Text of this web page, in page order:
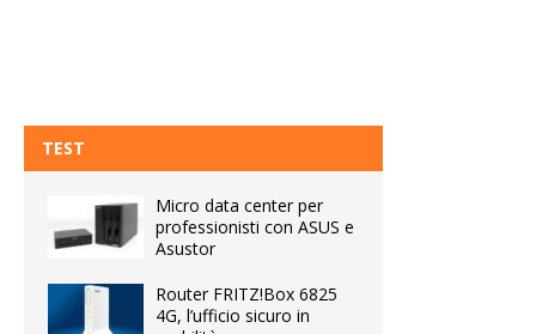
TEST
Micro data center per
professionisti con ASUS e
Asustor
Router FRITZ!Box 6825
4G, l’ufficio sicuro in